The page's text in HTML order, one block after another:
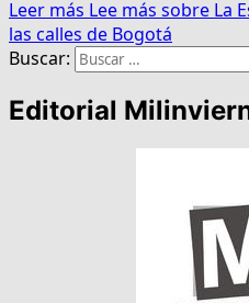
Leer más Lee más sobre La
las calles de Bogotá
Buscar:
Editorial